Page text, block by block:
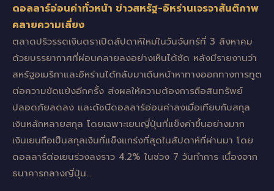
ดอลลาร์อ่อนค่าทั่วหน้า ข่าวสหรัฐ-อิหร่านเจรจาสันติภาพ
คลายความเสี่ยง
ตลาดปริวรรตเงินตราเปิดสัปดาห์ใหม่ในวันจันทร์ที่ 3 สิงหาคม
ด้วยบรรยากาศที่ผ่อนคลายลงอย่างเห็นได้ชัด หลังมีรายงานว่า
สหรัฐอเมริกาและอิหร่านได้กลับมาเดินหน้าหาทางออกทางการทูต
ต่อความขัดแย้งอีกครั้ง ส่งผลให้ความต้องการถือสินทรัพย์
ปลอดภัยลดลง และดัชนีดอลลาร์อ่อนค่าลงเมื่อเทียบกับสกุล
เงินหลักหลายสกุล โดยเฉพาะเยนญี่ปุ่นที่แข็งค่าขึ้นอย่างมาก
เงินเยนถือเป็นสกุลเงินที่แข็งแกร่งที่สุดในสัปดาห์ที่ผ่านมา โดย
ดอลลาร์ต่อเยนร่วงลงราว 4.2% ในช่วง 7 วันทำการ เนื่องจาก
ธนาคารกลางญี่ปุ่น…